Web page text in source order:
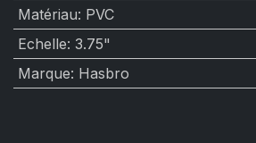
Matériau: PVC
Echelle: 3.75"
Marque: Hasbro